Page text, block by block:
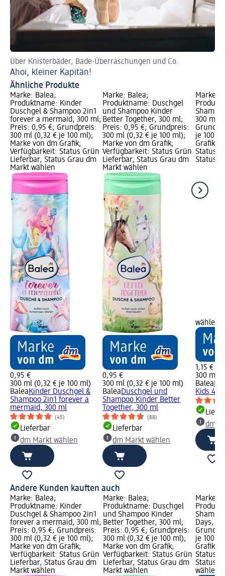
Über Knisterbäder, Bade-Überraschungen und Co.
Ahoi, kleiner Kapitän!
Ähnliche Produkte
Marke: Balea;
Produktname: Kinder
Duschgel & Shampoo 2in1
forever a mermaid, 300 ml;
Preis: 0,95 €; Grundpreis:
300 ml (0,32 € je 100 ml);
Marke von dm Grafik;
Verfügbarkeit: Status Grün
Lieferbar, Status Grau dm
Markt wählen
0,95 €
300 ml (0,32 € je 100 ml)
BaleaKinder Duschgel &
Shampoo 2in1 forever a
mermaid, 300 ml
(45)
Lieferbar
dm Markt wählen
Marke: Balea;
Produktname: Duschgel
und Shampoo Kinder
Better Together, 300 ml;
Preis: 0,95 €; Grundpreis:
300 ml (0,32 € je 100 ml);
Marke von dm Grafik;
Verfügbarkeit: Status Grün
Lieferbar, Status Grau dm
Markt wählen
0,95 €
300 ml (0,32 € je 100 ml)
BaleaDuschgel und
Shampoo Kinder Better
Together, 300 ml
(88)
Lieferbar
dm Markt wählen
Marke:
300 ml;
je 100
Grafik;
Status
Status
wählen
1,15 €
300 ml
Balea
Kids
dm
Andere Kunden kauften auch
Marke: Balea;
Produktname: Kinder
Duschgel & Shampoo 2in1
forever a mermaid, 300 ml;
Preis: 0,95 €; Grundpreis:
300 ml (0,32 € je 100 ml);
Marke von dm Grafik;
Verfügbarkeit: Status Grün
Lieferbar, Status Grau dm
Markt wählen
Marke: Balea;
Produktname: Duschgel
und Shampoo Kinder
Better Together, 300 ml;
Preis: 0,95 €; Grundpreis:
300 ml (0,32 € je 100 ml);
Marke von dm Grafik;
Verfügbarkeit: Status Grün
Lieferbar, Status Grau dm
Markt wählen
Marke:
Days,
je 100
Grafik;
Status
Status
wählen